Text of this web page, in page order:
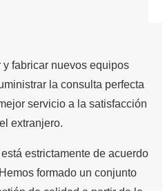
fabricar nuevos equipos
la consulta perfecta
servicio a la satisfacción
extranjero.
estrictamente de acuerdo
formado un conjunto